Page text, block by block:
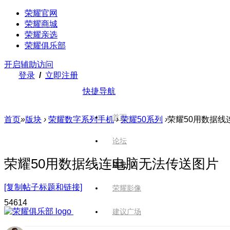
荣耀官网
荣耀商城
荣耀亲选
荣耀俱乐部
开启辅助访问
登录 / 立即注册
快捷导航
首页
论坛
版块
荣耀影像
建议广场
首页»版块 › 荣耀数字系列手机 › 荣耀50系列 ›荣耀50用数据线
荣耀50用数据线连电脑无法传送图片
[复制帖子标题和链接]
54614